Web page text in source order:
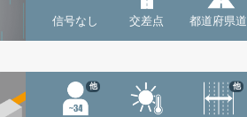
信号なし 交差点 都道府県道
他 他